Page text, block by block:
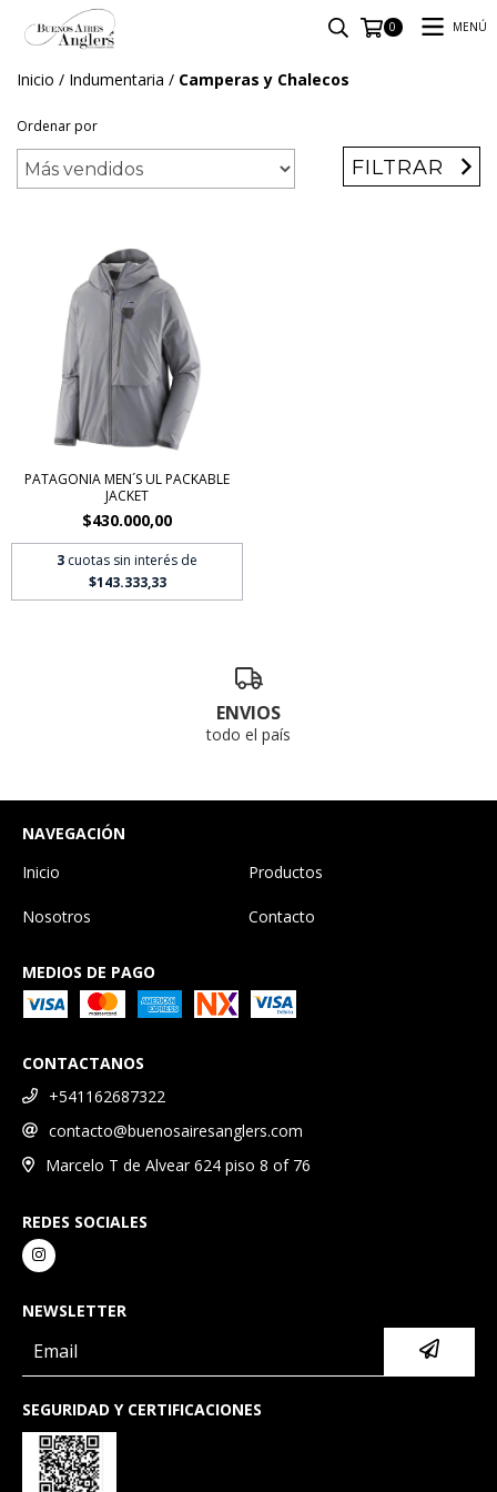
0 MENÚ
Inicio / Indumentaria / Camperas y Chalecos
Ordenar por
FILTRAR
PATAGONIA MEN´S UL PACKABLE
JACKET
$430.000,00
3 cuotas sin interés de
$143.333,33
ENVIOS
todo el país
NAVEGACIÓN
Inicio
Productos
Nosotros Contacto
MEDIOS DE PAGO
CONTACTANOS
+541162687322
contacto@buenosairesanglers.com
Marcelo T de Alvear 624 piso 8 of 76
REDES SOCIALES
NEWSLETTER
SEGURIDAD Y CERTIFICACIONES